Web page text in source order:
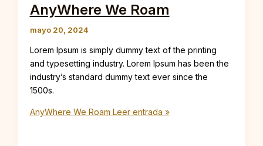
AnyWhere We Roam
mayo 20, 2024
Lorem Ipsum is simply dummy text of the printing
and typesetting industry. Lorem Ipsum has been the
industry’s standard dummy text ever since the
1500s.
AnyWhere We Roam Leer entrada »